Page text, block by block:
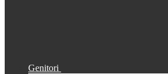
Genitori